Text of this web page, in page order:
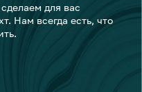
для вас
Нам всегда есть, что